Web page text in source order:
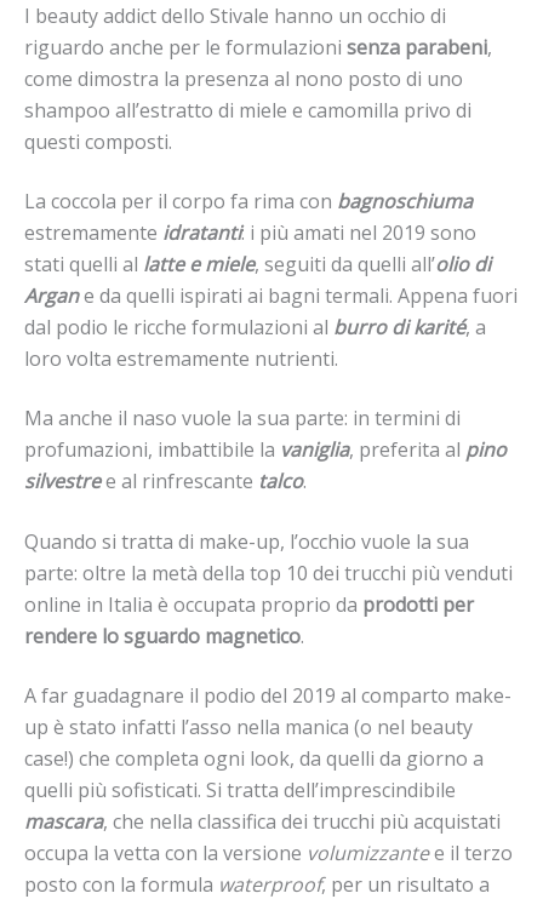
I beauty addict dello Stivale hanno un occhio di
riguardo anche per le formulazioni senza parabeni,
come dimostra la presenza al nono posto di uno
shampoo all’estratto di miele e camomilla privo di
questi composti.
La coccola per il corpo fa rima con bagnoschiuma
estremamente idratanti: i più amati nel 2019 sono
stati quelli al latte e miele, seguiti da quelli all’olio di
Argane da quelli ispirati ai bagni termali. Appena fuori
dal podio le ricche formulazioni al burro di karité, a
loro volta estremamente nutrienti.
Ma anche il naso vuole la sua parte: in termini di
profumazioni, imbattibile la vaniglia, preferita al pino
silvestree al rinfrescante talco.
Quando si tratta di make-up, l’occhio vuole la sua
parte: oltre la metà della top 10 dei trucchi più venduti
online in Italia è occupata proprio da prodotti per
rendere lo sguardo magnetico.
A far guadagnare il podio del 2019 al comparto make-
up è stato infatti l’asso nella manica (o nel beauty
case!) che completa ogni look, da quelli da giorno a
quelli più sofisticati. Si tratta dell’imprescindibile
mascara, che nella classifica dei trucchi più acquistati
occupa la vetta con la versione volumizzantee il terzo
posto con la formula waterproof, per un risultato a